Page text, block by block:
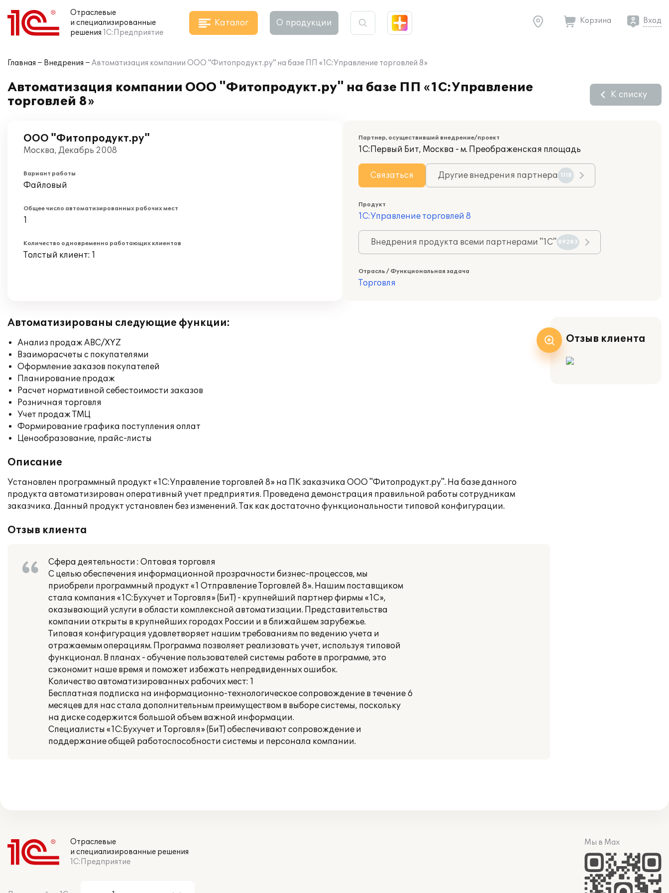
Отраслевые
и специализированные
решения 1С:Предприятие
Каталог О продукции Корзина Вход
Главная Внедрения Автоматизация компании ООО "Фитопродукт.ру" на базе ПП «1С:Управление торговлей 8»
Автоматизация компании ООО "Фитопродукт.ру" на базе ПП «1С:Управление
торговлей 8»
К списку
ООО "Фитопродукт.ру"
Москва, Декабрь 2008
Вариант работы
Файловый
Общее число автоматизированных рабочих мест
1
Количество одновременно работающих клиентов
Толстый клиент: 1
Партнер, осуществивший внедрение/проект
1С:Первый Бит, Москва - м. Преображенская площадь
Связаться Другие внедрения партнера 1118
Продукт
1С:Управление торговлей 8
Внедрения продукта всеми партнерами "1С" 89283
Отрасль / Функциональная задача
Торговля
Автоматизированы следующие функции:
Анализ продаж ABC/XYZ
Взаиморасчеты с покупателями
Оформление заказов покупателей
Планирование продаж
Расчет нормативной себестоимости заказов
Розничная торговля
Учет продаж ТМЦ
Формирование графика поступления оплат
Ценообразование, прайс-листы
Описание
Установлен программный продукт «1С:Управление торговлей 8» на ПК заказчика ООО "Фитопродукт.ру". На базе данного
продукта автоматизирован оперативный учет предприятия. Проведена демонстрация правильной работы сотрудникам
заказчика. Данный продукт установлен без изменений. Так как достаточно функциональности типовой конфигурации.
Отзыв клиента
Сфера деятельности : Оптовая торговля
С целью обеспечения информационной прозрачности бизнес-процессов, мы
приобрели программный продукт «1 Отправление Торговлей 8». Нашим поставщиком
стала компания «1С:Бухучет и Торговля» (БиТ) - крупнейший партнер фирмы «1С»,
оказывающий услуги в области комплексной автоматизации. Представительства
компании открыты в крупнейших городах России и в ближайшем зарубежье.
Типовая конфигурация удовлетворяет нашим требованиям по ведению учета и
отражаемым операциям. Программа позволяет реализовать учет, используя типовой
функционал. В планах - обучение пользователей системы работе в программе, это
сэкономит наше время и поможет избежать непредвиденных ошибок.
Количество автоматизированных рабочих мест: 1
Бесплатная подписка на информационно-технологическое сопровождение в течение 6
месяцев для нас стала дополнительным преимуществом в выборе системы, поскольку
на диске содержится большой объем важной информации.
Специалисты «1С:Бухучет и Торговля» (БиТ) обеспечивают сопровождение и
поддержание общей работоспособности системы и персонала компании.
Отзыв клиента
Отраслевые
и специализированные решения
1С:Предприятие
Мы в Max